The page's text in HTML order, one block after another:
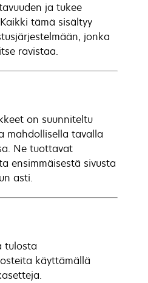
ja tukee
tämä sisältyy
jonka
ravistaa.
on suunniteltu
mahdollisella tavalla
Ne tuottavat
ensimmäisestä sivusta
asti.
tulosta
käyttämällä